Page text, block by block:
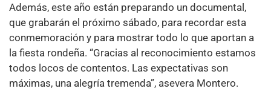
Además, este año están preparando un documental,
que grabarán el próximo sábado, para recordar esta
conmemoración y para mostrar todo lo que aportan a
la fiesta rondeña. “Gracias al reconocimiento estamos
todos locos de contentos. Las expectativas son
máximas, una alegría tremenda”, asevera Montero.